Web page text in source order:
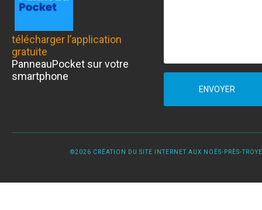
télécharger l’application
gratuite
PanneauPocket sur votre
smartphone
ENVOYER
©2026 CRÉATION DU SITE INTERNET AUX NOËS-PRÈS-